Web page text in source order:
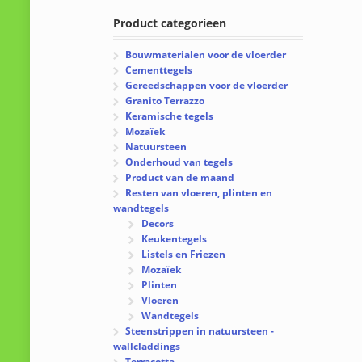
Product categorieen
Bouwmaterialen voor de vloerder
Cementtegels
Gereedschappen voor de vloerder
Granito Terrazzo
Keramische tegels
Mozaïek
Natuursteen
Onderhoud van tegels
Product van de maand
Resten van vloeren, plinten en
wandtegels
Decors
Keukentegels
Listels en Friezen
Mozaïek
Plinten
Vloeren
Wandtegels
Steenstrippen in natuursteen -
wallcladdings